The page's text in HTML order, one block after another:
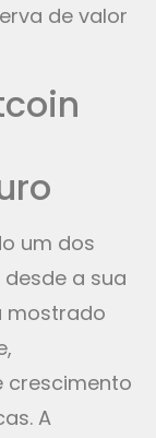
de valor
um dos
a sua
mostrado
crescimento
A